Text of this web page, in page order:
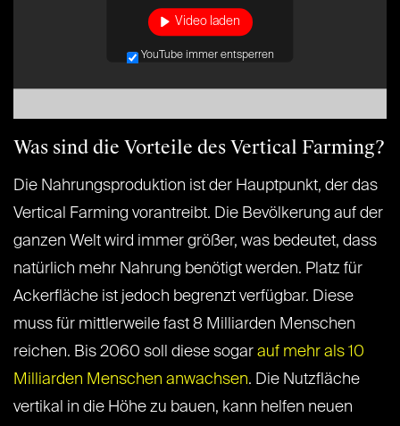
Video laden
YouTube immer entsperren
Was sind die Vorteile des Vertical Farming?
Die Nahrungsproduktion ist der Hauptpunkt, der das
Vertical Farming vorantreibt. Die Bevölkerung auf der
ganzen Welt wird immer größer, was bedeutet, dass
natürlich mehr Nahrung benötigt werden. Platz für
Ackerfläche ist jedoch begrenzt verfügbar. Diese
muss für mittlerweile fast 8 Milliarden Menschen
reichen. Bis 2060 soll diese sogar auf mehr als 10
Milliarden Menschen anwachsen. Die Nutzfläche
vertikal in die Höhe zu bauen, kann helfen neuen